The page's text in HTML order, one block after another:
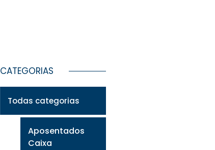
CATEGORIAS
Todas categorias
Aposentados
Caixa